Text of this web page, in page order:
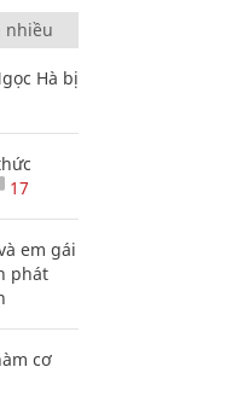
nhiều
Hà bị
17
em gái
phát
cơ